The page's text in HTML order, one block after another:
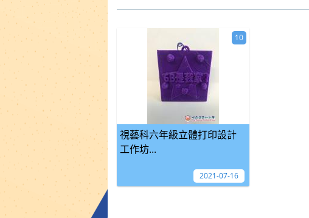
視藝科六年級立體打印設計
工作坊...
10
2021-07-16